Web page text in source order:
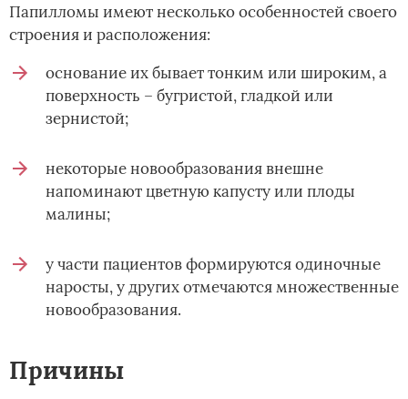
Папилломы имеют несколько особенностей своего
строения и расположения:
основание их бывает тонким или широким, а
поверхность – бугристой, гладкой или
зернистой;
некоторые новообразования внешне
напоминают цветную капусту или плоды
малины;
у части пациентов формируются одиночные
наросты, у других отмечаются множественные
новообразования.
Причины